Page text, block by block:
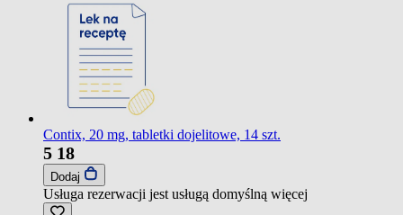
Contix, 20 mg, tabletki dojelitowe, 14 szt.
5 18
Dodaj
Usługa rezerwacji jest usługą domyślną więcej